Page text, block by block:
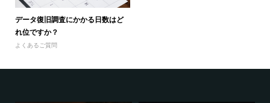
データ復旧調査にかかる日数はど
れ位ですか？
よくあるご質問